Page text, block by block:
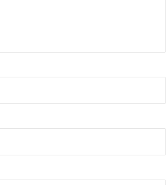
primola
ultima serata